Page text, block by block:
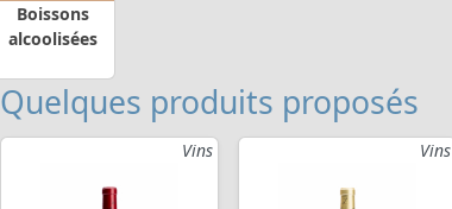
Boissons
alcoolisées
Quelques produits proposés
Vins Vins